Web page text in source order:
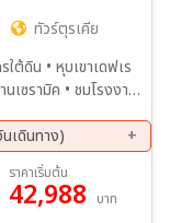
ทัวร์ตุรเคีย
ต้ดิน • หุบเขาเดฟเร
ชมโรงงาน
รอย • เมืองชานัคคา
• ตลาดสไปซ์
เดินทาง)
- 11 ต.ค. 69
- 24 ต.ค. 69
- 31 ต.ค. 69
ราคาเริ่มต้น
42,988 บาท